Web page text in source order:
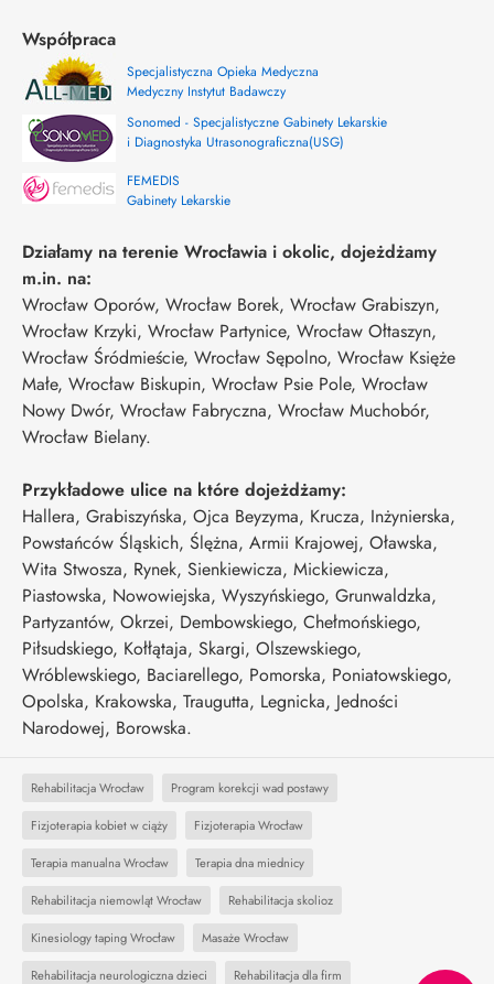
Współpraca
Specjalistyczna Opieka Medyczna
Medyczny Instytut Badawczy
Sonomed - Specjalistyczne Gabinety Lekarskie
i Diagnostyka Utrasonograficzna(USG)
FEMEDIS
Gabinety Lekarskie
Działamy na terenie Wrocławia i okolic, dojeżdżamy
m.in. na:
Wrocław Oporów, Wrocław Borek, Wrocław Grabiszyn,
Wrocław Krzyki, Wrocław Partynice, Wrocław Ołtaszyn,
Wrocław Śródmieście, Wrocław Sępolno, Wrocław Księże
Małe, Wrocław Biskupin, Wrocław Psie Pole, Wrocław
Nowy Dwór, Wrocław Fabryczna, Wrocław Muchobór,
Wrocław Bielany.
Przykładowe ulice na które dojeżdżamy:
Hallera, Grabiszyńska, Ojca Beyzyma, Krucza, Inżynierska,
Powstańców Śląskich, Ślężna, Armii Krajowej, Oławska,
Wita Stwosza, Rynek, Sienkiewicza, Mickiewicza,
Piastowska, Nowowiejska, Wyszyńskiego, Grunwaldzka,
Partyzantów, Okrzei, Dembowskiego, Chełmońskiego,
Piłsudskiego, Kołłątaja, Skargi, Olszewskiego,
Wróblewskiego, Baciarellego, Pomorska, Poniatowskiego,
Opolska, Krakowska, Traugutta, Legnicka, Jedności
Narodowej, Borowska.
Rehabilitacja Wrocław Program korekcji wad postawy
Fizjoterapia kobiet w ciąży Fizjoterapia Wrocław
Terapia manualna Wrocław Terapia dna miednicy
Rehabilitacja niemowląt Wrocław Rehabilitacja skolioz
Kinesiology taping Wrocław Masaże Wrocław
Rehabilitacja neurologiczna dzieci Rehabilitacja dla firm